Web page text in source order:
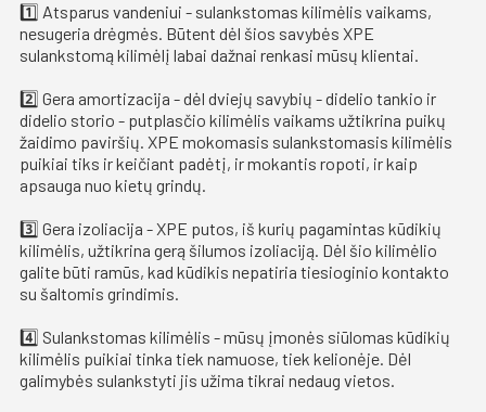
1️⃣ Atsparus vandeniui - sulankstomas kilimėlis vaikams,
nesugeria drėgmės. Būtent dėl šios savybės XPE
sulankstomą kilimėlį labai dažnai renkasi mūsų klientai.
2️⃣ Gera amortizacija - dėl dviejų savybių - didelio tankio ir
didelio storio - putplasčio kilimėlis vaikams užtikrina puikų
žaidimo paviršių. XPE mokomasis sulankstomasis kilimėlis
puikiai tiks ir keičiant padėtį, ir mokantis ropoti, ir kaip
apsauga nuo kietų grindų.
3️⃣ Gera izoliacija - XPE putos, iš kurių pagamintas kūdikių
kilimėlis, užtikrina gerą šilumos izoliaciją. Dėl šio kilimėlio
galite būti ramūs, kad kūdikis nepatiria tiesioginio kontakto
su šaltomis grindimis.
4️⃣ Sulankstomas kilimėlis - mūsų įmonės siūlomas kūdikių
kilimėlis puikiai tinka tiek namuose, tiek kelionėje. Dėl
galimybės sulankstyti jis užima tikrai nedaug vietos.